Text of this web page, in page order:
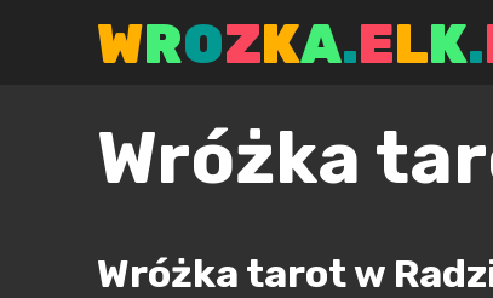
WROZKA.ELK.
Wróżka
Wróżka tarot w